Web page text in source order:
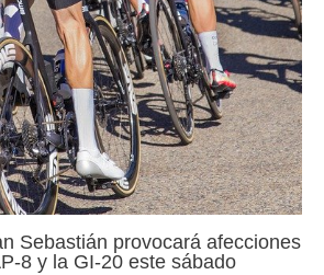
Sebastián provocará afecciones
8 y la GI-20 este sábado